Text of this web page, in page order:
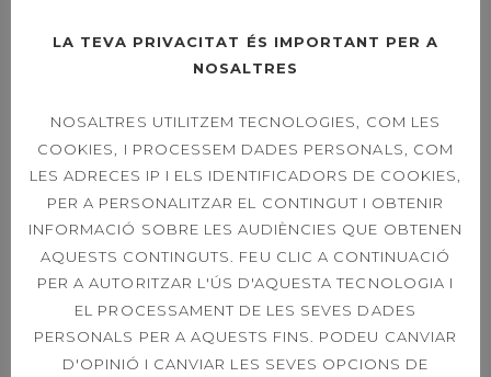
ENTRADES RECENTS
MES D’AGOST
LA TEVA PRIVACITAT ÉS IMPORTANT PER A
NOSALTRES
NOSALTRES UTILITZEM TECNOLOGIES, COM LES
COOKIES, I PROCESSEM DADES PERSONALS, COM
LES ADRECES IP I ELS IDENTIFICADORS DE COOKIES,
PER A PERSONALITZAR EL CONTINGUT I OBTENIR
INFORMACIÓ SOBRE LES AUDIÈNCIES QUE OBTENEN
AQUESTS CONTINGUTS. FEU CLIC A CONTINUACIÓ
PER A AUTORITZAR L'ÚS D'AQUESTA TECNOLOGIA I
EL PROCESSAMENT DE LES SEVES DADES
PERSONALS PER A AQUESTS FINS. PODEU CANVIAR
D'OPINIÓ I CANVIAR LES SEVES OPCIONS DE